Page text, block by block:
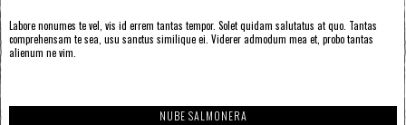
Labore nonumes te vel, vis id errem tantas tempor. Solet quidam salutatus at quo. Tantas
comprehensam te sea, usu sanctus similique ei. Viderer admodum mea et, probo tantas
alienum ne vim.
NUBE SALMONERA